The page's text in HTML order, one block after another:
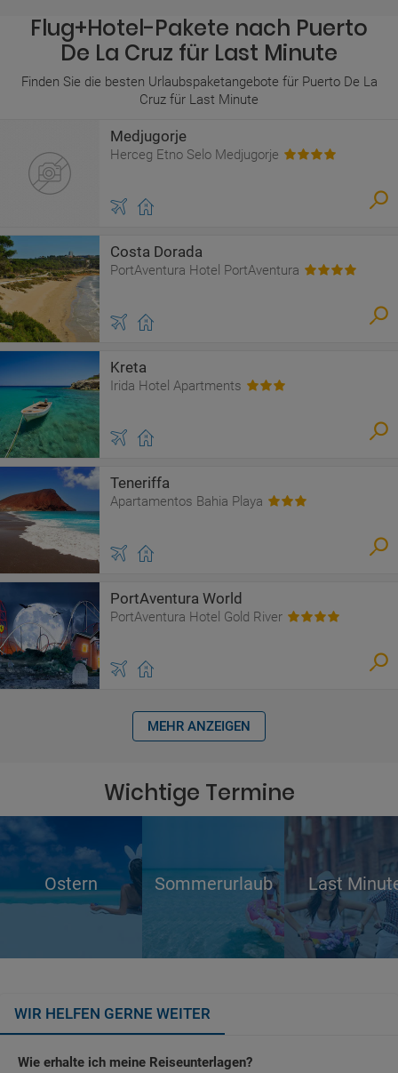
Flug+Hotel-Pakete nach Puerto
De La Cruz für Last Minute
Finden Sie die besten Urlaubspaketangebote für Puerto De La
Cruz für Last Minute
Medjugorje
Herceg Etno Selo Medjugorje
Costa Dorada
PortAventura Hotel PortAventura
Kreta
Irida Hotel Apartments
Teneriffa
Apartamentos Bahia Playa
PortAventura World
PortAventura Hotel Gold River
MEHR ANZEIGEN
Wichtige Termine
Ostern Sommerurlaub Last
WIR HELFEN GERNE WEITER
Wie erhalte ich meine Reiseunterlagen?